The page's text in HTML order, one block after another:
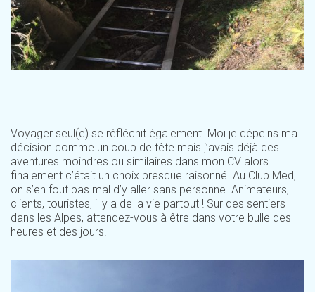
Voyager seul(e) se réfléchit également. Moi je dépeins ma
décision comme un coup de tête mais j’avais déjà des
aventures moindres ou similaires dans mon CV alors
finalement c’était un choix presque raisonné. Au Club Med,
on s’en fout pas mal d’y aller sans personne. Animateurs,
clients, touristes, il y a de la vie partout ! Sur des sentiers
dans les Alpes, attendez-vous à être dans votre bulle des
heures et des jours.